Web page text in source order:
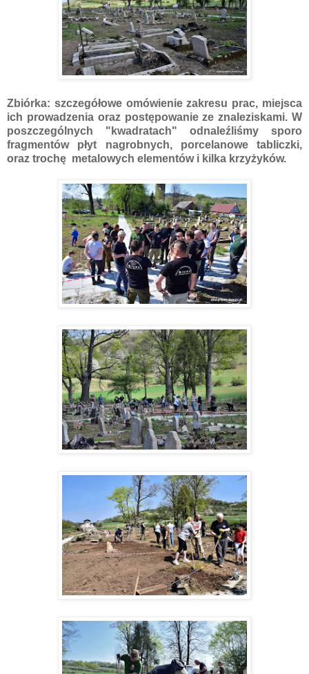
Zbiórka: szczegółowe omówienie zakresu prac, miejsca
ich prowadzenia oraz postępowanie ze znaleziskami. W
poszczególnych "kwadratach" odnaleźliśmy sporo
fragmentów płyt nagrobnych, porcelanowe tabliczki,
oraz trochę metalowych elementów i kilka krzyżyków.